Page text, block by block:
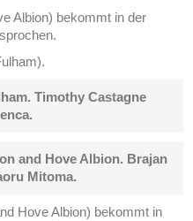
Albion) bekommt in der
Timothy Castagne
and Hove Albion. Brajan
Mitoma.
Hove Albion) bekommt in